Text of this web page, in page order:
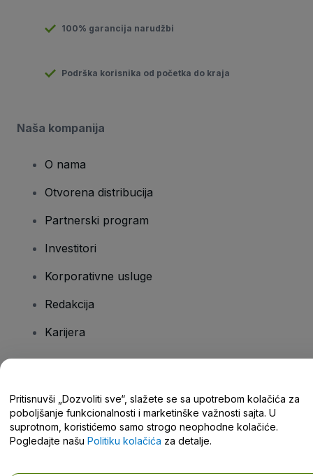
100% garancija narudžbi
Podrška korisnika od početka do kraja
Naša kompanija
O nama
Otvorena distribucija
Partnerski program
Investitori
Korporativne usluge
Redakcija
Karijera
Centar za pomoć / Kontaktirajte nas
Pritisnuvši „Dozvoliti sve“, slažete se sa upotrebom kolačića za
poboljšanje funkcionalnosti i marketinške važnosti sajta. U
suprotnom, koristićemo samo strogo neophodne kolačiće.
Pogledajte našu Politiku kolačića za detalje.